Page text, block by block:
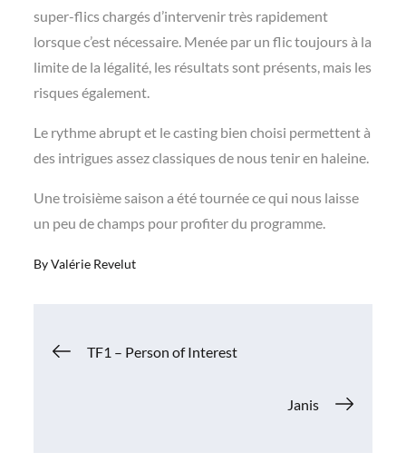
super-flics chargés d’intervenir très rapidement
lorsque c’est nécessaire. Menée par un flic toujours à la
limite de la légalité, les résultats sont présents, mais les
risques également.
Le rythme abrupt et le casting bien choisi permettent à
des intrigues assez classiques de nous tenir en haleine.
Une troisième saison a été tournée ce qui nous laisse
un peu de champs pour profiter du programme.
ByValérie Revelut
Navigation
TF1 – Person of Interest
Janis